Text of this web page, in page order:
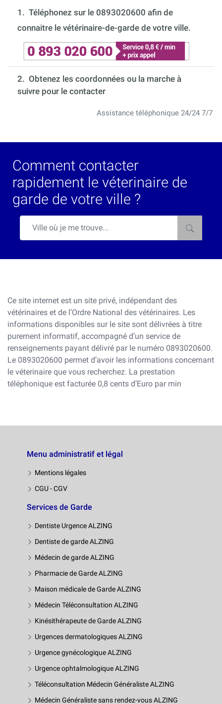
1. Téléphonez sur le 0893020600 afin de
connaitre le vétérinaire-de-garde de votre ville.
2. Obtenez les coordonnées ou la marche à
suivre pour le contacter
Assistance téléphonique 24/24 7/7
Comment contacter
rapidement le véterinaire de
garde de votre ville ?
Ce site internet est un site privé, indépendant des
vétérinaires et de l’Ordre National des vétérinaires. Les
informations disponibles sur le site sont délivrées à titre
purement informatif, accompagné d’un service de
renseignements payant délivré par le numéro 0893020600.
Le 0893020600 permet d’avoir les informations concernant
le véterinaire que vous recherchez. La prestation
téléphonique est facturée 0,8 cents d’Euro par min
Menu administratif et légal
Mentions légales
CGU - CGV
Services de Garde
Dentiste Urgence ALZING
Dentiste de garde ALZING
Médecin de garde ALZING
Pharmacie de Garde ALZING
Maison médicale de Garde ALZING
Médecin Téléconsultation ALZING
Kinésithérapeute de Garde ALZING
Urgences dermatologiques ALZING
Urgence gynécologique ALZING
Urgence ophtalmologique ALZING
Téléconsultation Médecin Généraliste ALZING
Médecin Généraliste sans rendez-vous ALZING